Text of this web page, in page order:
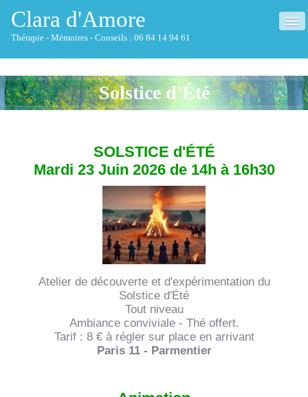
Clara d'Amore
Thérapie - Mémoires - Conseils : 06 84 14 94 61
ACCUEIL
QUI SUIS-JE ?
MÉMOIRES▼
FORMATIONS
Solstice d'Été
SOLSTICE d'ÉTÉ
Mardi 23 Juin 2026 de 14h à 16h30
Atelier de découverte et d'expérimentation du
Solstice d'Été
Tout niveau
Ambiance conviviale - Thé offert.
Tarif : 8 € à régler sur place en arrivant
Paris 11 - Parmentier